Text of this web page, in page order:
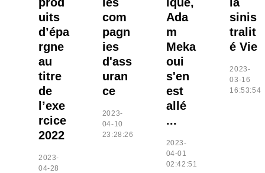
uits
d’épa
rgne
au
titre
de
l’exe
rcice
2022
2023-
04-28
com
pagn
ies
d'ass
uran
ce
2023-
04-10
23:28:26
Ada
m
Meka
oui
s'en
est
allé
...
2023-
04-01
02:42:51
sinis
tralit
é Vie
2023-
03-16
16:53:54